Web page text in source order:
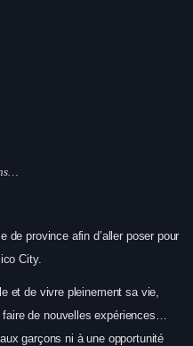
de province afin d’aller poser pour
City.
et de vivre pleinement sa vie,
de nouvelles expériences…
garçons ni à une opportunité